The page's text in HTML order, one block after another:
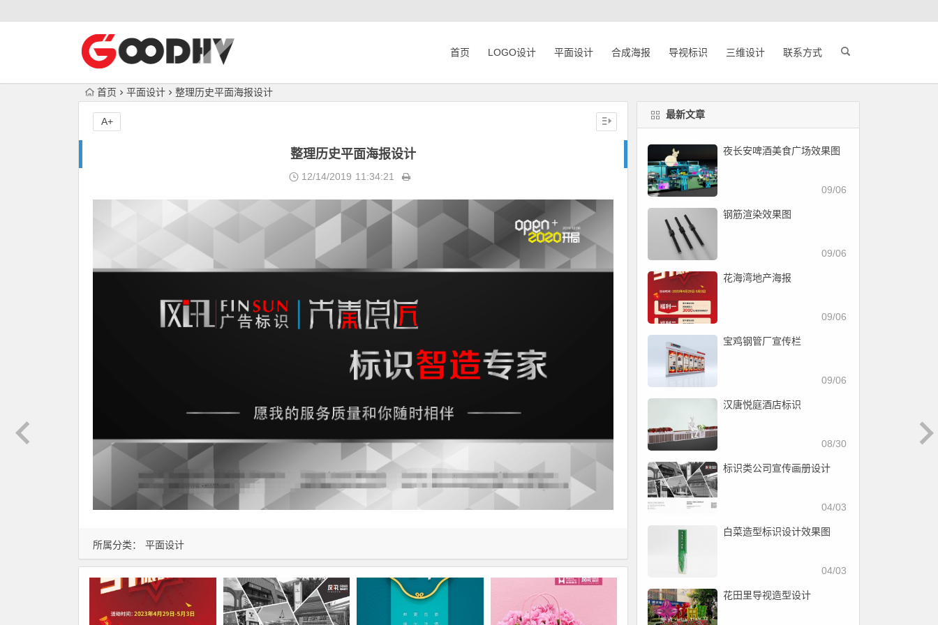
首页 LOGO设计 平面设计 合成海报 导视标识 三维设计 联系方式
首页 平面设计 整理历史平面海报设计
整理历史平面海报设计
12/14/2019 11:34:21
A+
所属分类： 平面设计
最新文章
夜长安啤酒美食广场效果图
09/06
钢筋渲染效果图
09/06
花海湾地产海报
09/06
宝鸡钢管厂宣传栏
09/06
汉唐悦庭酒店标识
08/30
标识类公司宣传画册设计
04/03
白菜造型标识设计效果图
04/03
花田里导视造型设计